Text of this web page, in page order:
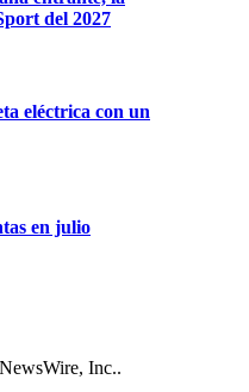
del 2027
eléctrica con un
en julio
Inc..